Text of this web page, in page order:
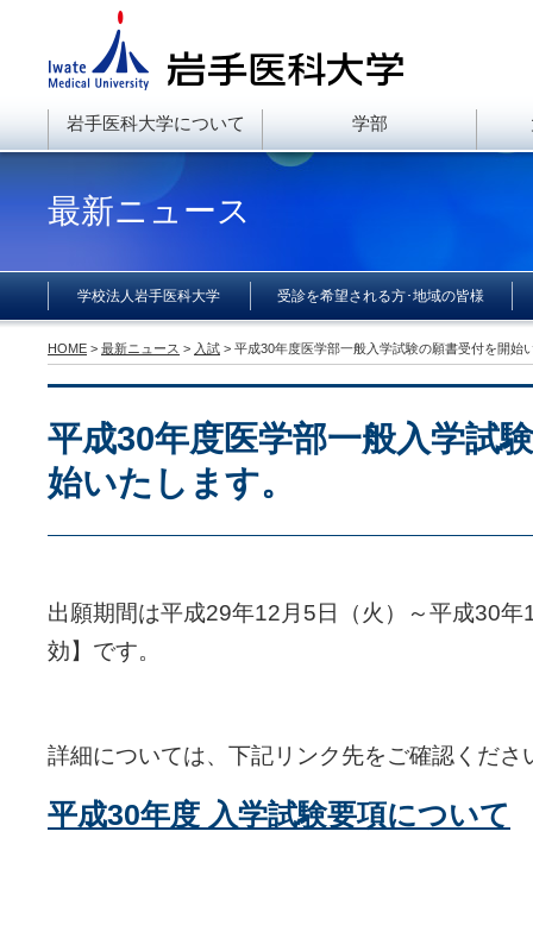
岩手医科大学について 学部
最新ニュース
学校法人岩手医科大学 受診を希望される方･地域の皆様
HOME > 最新ニュース > 入試 > 平成30年度医学部一般入学試験の願書受付を開始
平成30年度医学部一般入学試
始いたします。
出願期間は平成29年12月5日（火）～平成30年
効】です。
詳細については、下記リンク先をご確認くださ
平成30年度 入学試験要項について